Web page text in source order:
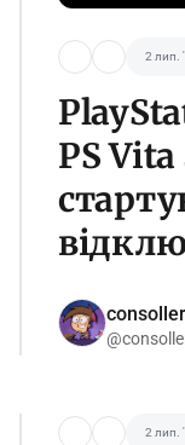
2 лип.
PS
consoller
2 лип.